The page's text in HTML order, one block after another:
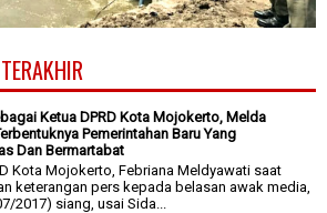
Ketua DPRD Kota Mojokerto, Melda
Pemerintahan Baru Yang
Dan Bermartabat
Kota Mojokerto, Febriana Meldyawati saat
keterangan pers kepada belasan awak media,
2017) siang, usai Sida...